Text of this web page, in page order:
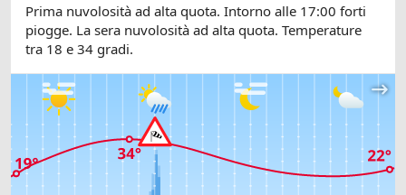
Prima nuvolosità ad alta quota. Intorno alle 17:00 forti
piogge. La sera nuvolosità ad alta quota. Temperature
tra 18 e 34 gradi.